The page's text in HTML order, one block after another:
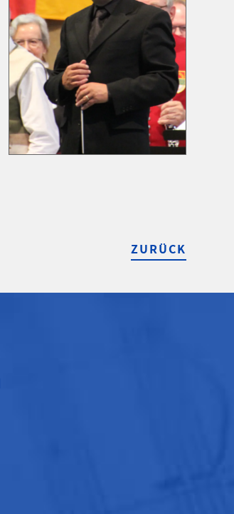
ZURÜCK